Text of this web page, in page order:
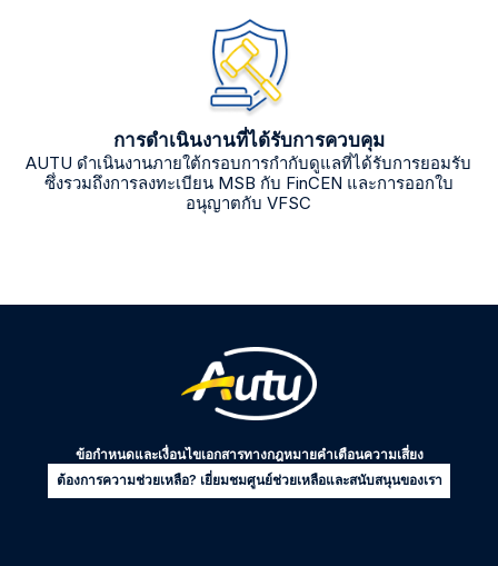
การดำเนินงานที่ได้รับการควบคุม
AUTU ดำเนินงานภายใต้กรอบการกำกับดูแลที่ได้รับการยอมรับ
ซึ่งรวมถึงการลงทะเบียน MSB กับ FinCEN และการออกใบ
อนุญาตกับ VFSC
ข้อกำหนดและเงื่อนไขเอกสารทางกฎหมายคำเตือนความเสี่ยง
ต้องการความช่วยเหลือ? เยี่ยมชมศูนย์ช่วยเหลือและสนับสนุนของเรา